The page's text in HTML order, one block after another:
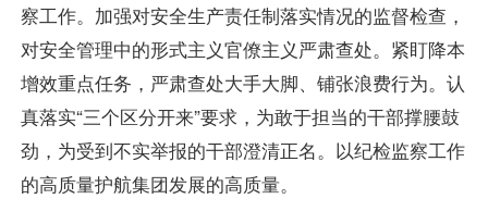
察工作。加强对安全生产责任制落实情况的监督检查，
对安全管理中的形式主义官僚主义严肃查处。紧盯降本
增效重点任务，严肃查处大手大脚、铺张浪费行为。认
真落实“三个区分开来”要求，为敢于担当的干部撑腰鼓
劲，为受到不实举报的干部澄清正名。以纪检监察工作
的高质量护航集团发展的高质量。